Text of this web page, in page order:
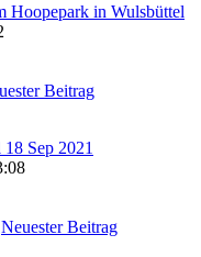
Hoopepark in Wulsbüttel
Beitrag
Sep 2021
Neuester Beitrag